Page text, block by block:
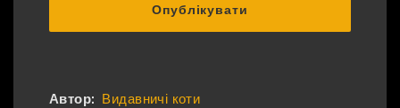
Опублікувати
Автор: Видавничі коти